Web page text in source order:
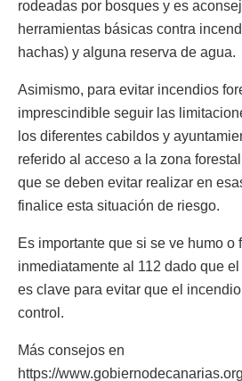
rodeadas por bosques y es
herramientas básicas contra
hachas) y alguna reserva de agua.
Asimismo, para evitar incendios
imprescindible seguir las
los diferentes cabildos y
referido al acceso a la zona
que se deben evitar realizar en
finalice esta situación de riesgo.
Es importante que si se ve humo o
inmediatamente al 112 dado que
es clave para evitar que el
control.
Más consejos en
https://